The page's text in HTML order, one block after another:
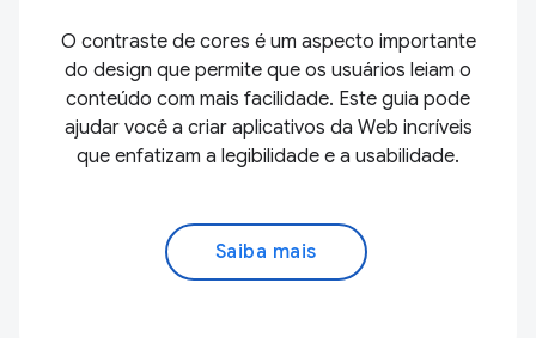
O contraste de cores é um aspecto importante
do design que permite que os usuários leiam o
conteúdo com mais facilidade. Este guia pode
ajudar você a criar aplicativos da Web incríveis
que enfatizam a legibilidade e a usabilidade.
Saiba mais